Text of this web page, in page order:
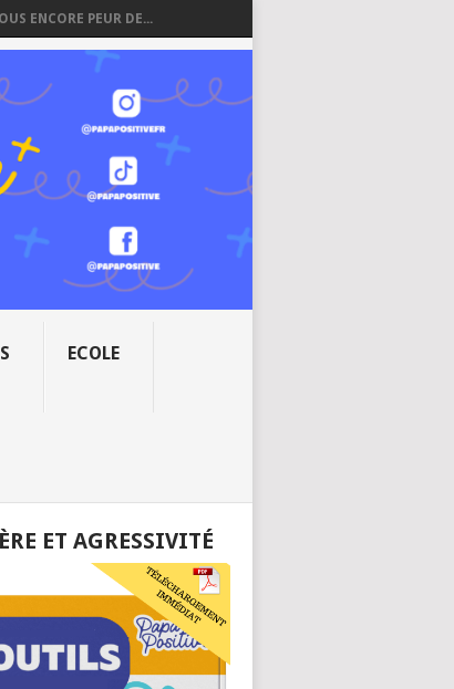
ENCORE PEUR DE...
ECOLE
ET AGRESSIVITÉ